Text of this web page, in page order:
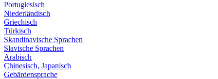
Portugiesisch
Niederländisch
Griechisch
Türkisch
Skandinavische Sprachen
Slavische Sprachen
Arabisch
Chinesisch, Japanisch
Gebärdensprache